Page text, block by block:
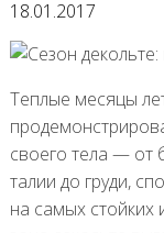
18.01.2017
Теплые месяцы
своего тела — от
талии до груди,
на самых стойких